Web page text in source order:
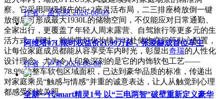
察。它采用同级领先的5+2座灵活布局，二三排座椅放倒一键
放倒后可形成最大1930L的储物空间，不仅能应对日常通勤、
全家出行，更覆盖了年轻人周末露营、自驾旅行等更多元的生
活方式。同时，前排带灯化妆镜与32处储物空间等贴心配置，
让每位家庭成员都能从容享受车内时光，彰显出奇瑞的人性化
设计理念。尤为令人印象深刻的是它的内饰软包工艺——
78.9%的整车软包区域面积，已达到豪华品质的标准，传递出
对家庭乘员“触感与情感”并重的诚意表达，让人从触觉到心理
都感受到被关照。
作者：孟宪慈 2026-08-09
阿维塔07L限时权益价21.99万起，张凌赫成首位车主
作者：卢奇 2026-08-08
全新一代smart精灵1号 以“三电两智”破壁重新定义豪华